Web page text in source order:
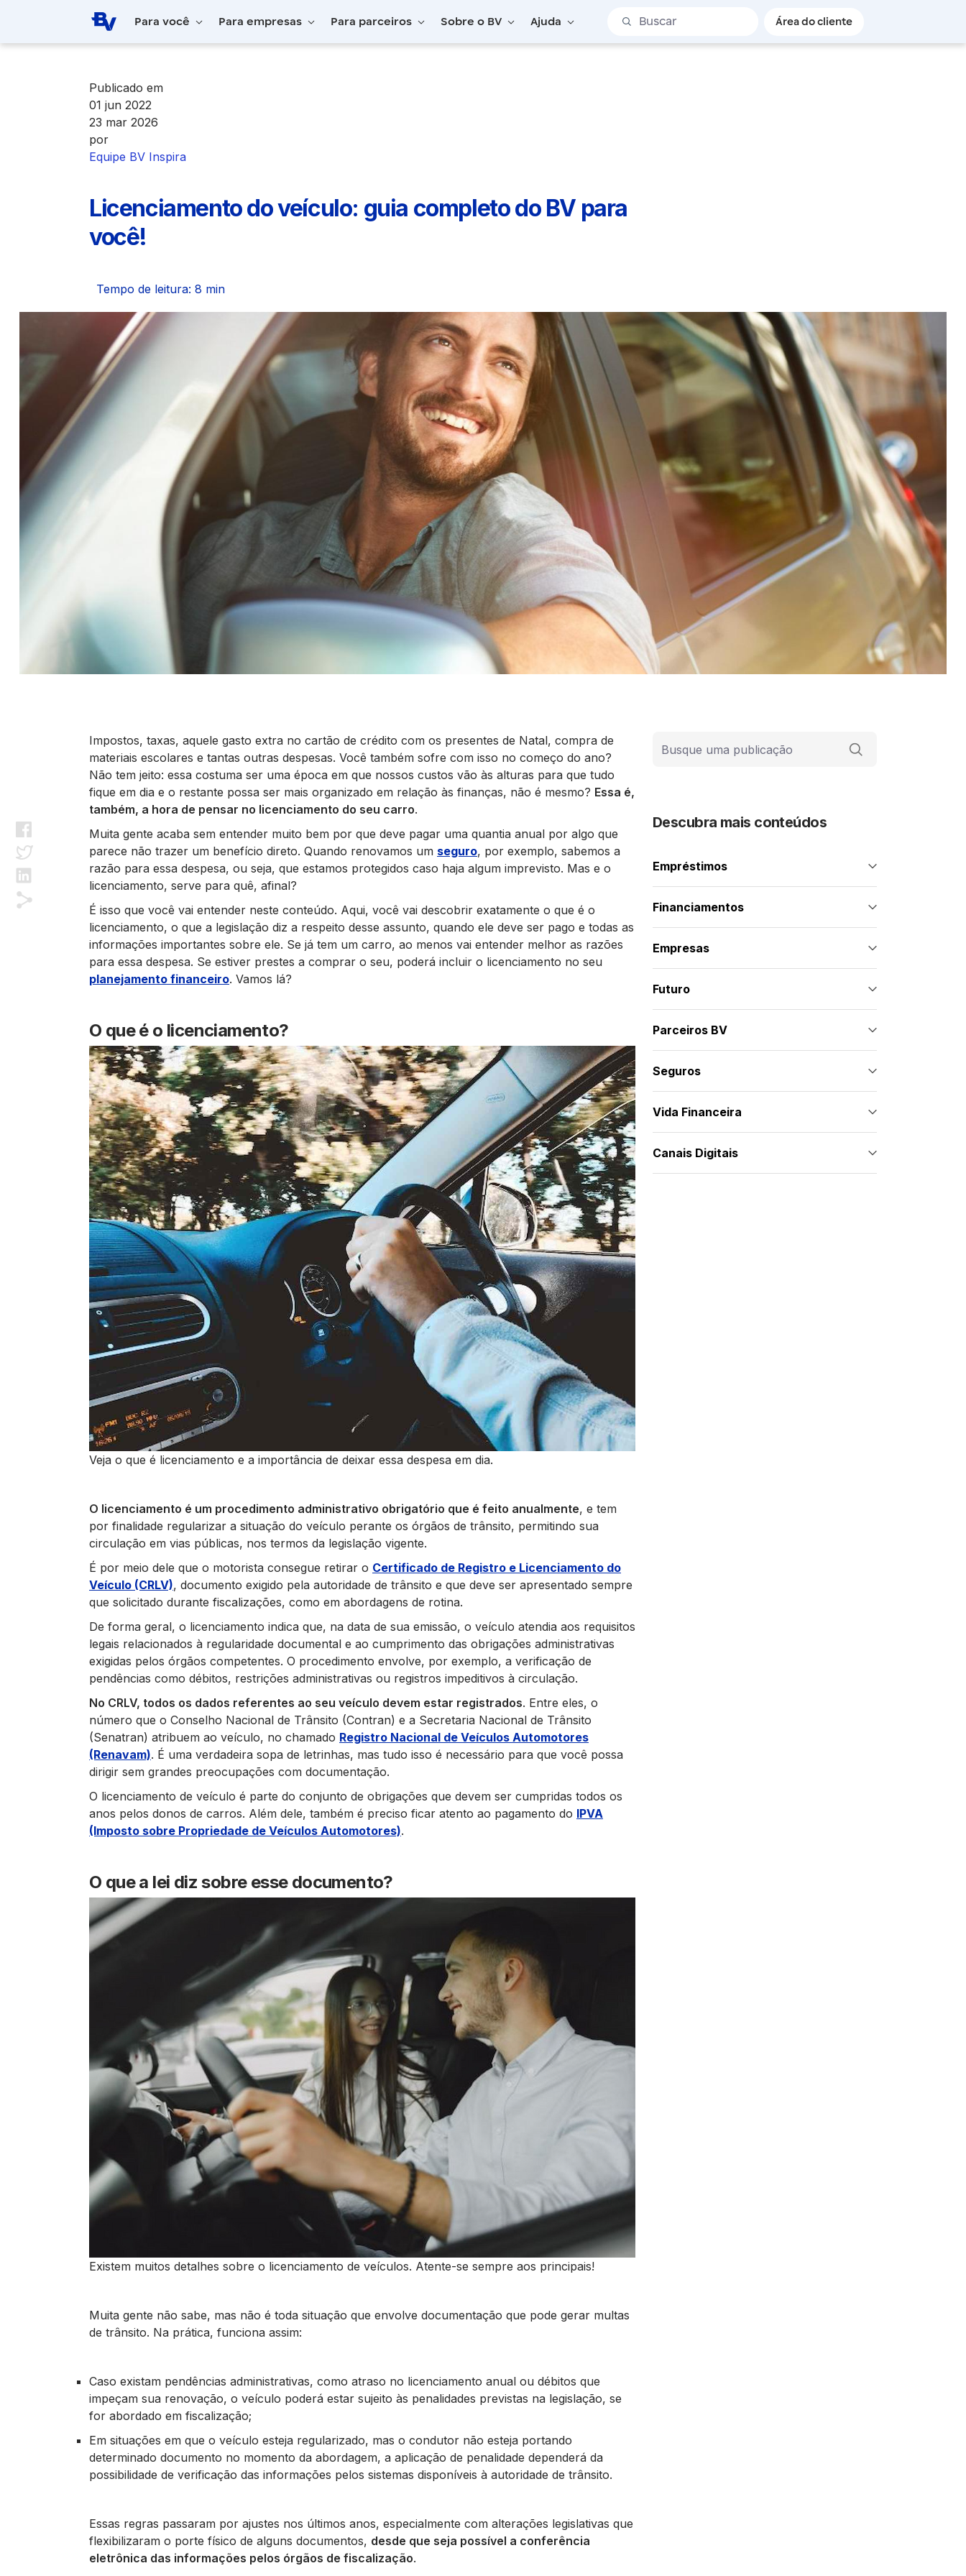
Pular para o Conteúdo principal
Para você Para empresas Para parceiros Sobre o BV Ajuda
Barra de busca
Área do cliente
Publicado em
01 jun 2022
23 mar 2026
por
Equipe BV Inspira
Licenciamento do veículo: guia completo do BV para
você!
Tempo de leitura: 8 min
Impostos, taxas, aquele gasto extra no cartão de crédito com os presentes de Natal, compra de
materiais escolares e tantas outras despesas. Você também sofre com isso no começo do ano?
Não tem jeito: essa costuma ser uma época em que nossos custos vão às alturas para que tudo
fique em dia e o restante possa ser mais organizado em relação às finanças, não é mesmo? Essa é,
também, a hora de pensar no licenciamento do seu carro.
Muita gente acaba sem entender muito bem por que deve pagar uma quantia anual por algo que
parece não trazer um benefício direto. Quando renovamos um seguro, por exemplo, sabemos a
razão para essa despesa, ou seja, que estamos protegidos caso haja algum imprevisto. Mas e o
licenciamento, serve para quê, afinal?
É isso que você vai entender neste conteúdo. Aqui, você vai descobrir exatamente o que é o
licenciamento, o que a legislação diz a respeito desse assunto, quando ele deve ser pago e todas as
informações importantes sobre ele. Se já tem um carro, ao menos vai entender melhor as razões
para essa despesa. Se estiver prestes a comprar o seu, poderá incluir o licenciamento no seu
planejamento financeiro. Vamos lá?
O que é o licenciamento?
Veja o que é licenciamento e a importância de deixar essa despesa em dia.
O licenciamento é um procedimento administrativo obrigatório que é feito anualmente, e tem
por finalidade regularizar a situação do veículo perante os órgãos de trânsito, permitindo sua
circulação em vias públicas, nos termos da legislação vigente.
É por meio dele que o motorista consegue retirar o Certificado de Registro e Licenciamento do
Veículo (CRLV), documento exigido pela autoridade de trânsito e que deve ser apresentado sempre
que solicitado durante fiscalizações, como em abordagens de rotina.
De forma geral, o licenciamento indica que, na data de sua emissão, o veículo atendia aos requisitos
legais relacionados à regularidade documental e ao cumprimento das obrigações administrativas
exigidas pelos órgãos competentes. O procedimento envolve, por exemplo, a verificação de
pendências como débitos, restrições administrativas ou registros impeditivos à circulação.
No CRLV, todos os dados referentes ao seu veículo devem estar registrados. Entre eles, o
número que o Conselho Nacional de Trânsito (Contran) e a Secretaria Nacional de Trânsito
(Senatran) atribuem ao veículo, no chamado Registro Nacional de Veículos Automotores
(Renavam). É uma verdadeira sopa de letrinhas, mas tudo isso é necessário para que você possa
dirigir sem grandes preocupações com documentação.
O licenciamento de veículo é parte do conjunto de obrigações que devem ser cumpridas todos os
anos pelos donos de carros. Além dele, também é preciso ficar atento ao pagamento do IPVA
(Imposto sobre Propriedade de Veículos Automotores).
O que a lei diz sobre esse documento?
Existem muitos detalhes sobre o licenciamento de veículos. Atente-se sempre aos principais!
Muita gente não sabe, mas não é toda situação que envolve documentação que pode gerar multas
de trânsito. Na prática, funciona assim:
Caso existam pendências administrativas, como atraso no licenciamento anual ou débitos que
impeçam sua renovação, o veículo poderá estar sujeito às penalidades previstas na legislação, se
for abordado em fiscalização;
Em situações em que o veículo esteja regularizado, mas o condutor não esteja portando
determinado documento no momento da abordagem, a aplicação de penalidade dependerá da
possibilidade de verificação das informações pelos sistemas disponíveis à autoridade de trânsito.
Essas regras passaram por ajustes nos últimos anos, especialmente com alterações legislativas que
flexibilizaram o porte físico de alguns documentos, desde que seja possível a conferência
eletrônica das informações pelos órgãos de fiscalização.
Descubra mais conteúdos
Empréstimos
Financiamentos
Empresas
Futuro
Parceiros BV
Seguros
Vida Financeira
Canais Digitais